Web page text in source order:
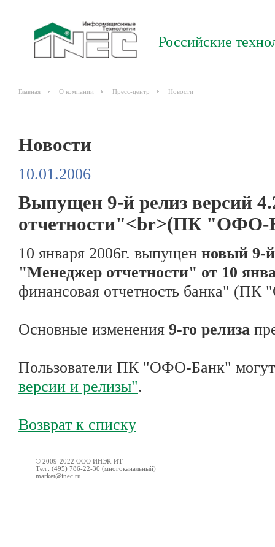
Российские
Главная О компании Пресс-центр Новости
Новости
10.01.2006
Выпущен 9-й релиз версий
отчетности"<br>(ПК "ОФО-
10 января 2006г. выпущен новый 9-
"Менеджер отчетности" от 10
финансовая отчетность банка"
Основные изменения 9-го релиза
Пользователи ПК "ОФО-Банк" могут
версии и релизы".
Возврат к списку
© 2009-2022 ООО ИНЭК-ИТ
Тел.: (495) 786-22-30 (многоканальный)
market@inec.ru